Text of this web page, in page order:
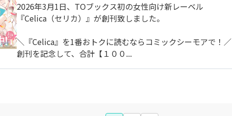
2026年3月1日、TOブックス初の女性向け新レーベル
『Celica（セリカ）』が創刊致しました。
＼『Celica』を1番おトクに読むならコミックシーモアで！／
創刊を記念して、合計【１００...